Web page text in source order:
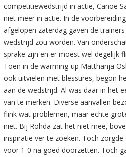
competitiewedstrijd in actie, Canoë
niet meer in actie. In de
afgelopen zaterdag gaven de
wedstrijd zou worden. Van
sprake zijn en er moest wel degelijk
Toen in de warming-up Matthanja
ook uitvielen met blessures, begon
aan de wedstrijd. Al was daar in het
van te merken. Diverse aanvallen
flink wat problemen, maar echte
niet. Bij Rohda zat het niet mee,
inspiratie ver te zoeken. Toch
voor 1-0 na goed doorzetten. Toch